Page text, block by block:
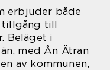
erbjuder både
tillgång till
Beläget i
med Ån Ätran
av kommunen,